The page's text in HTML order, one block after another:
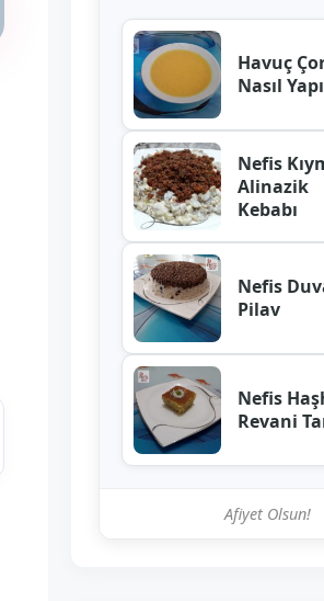
Havuç
Nasıl
Nefis
Alinazik
Kebabı
Nefis
Pilav
Nefis
Revani
Afiyet Olsun!